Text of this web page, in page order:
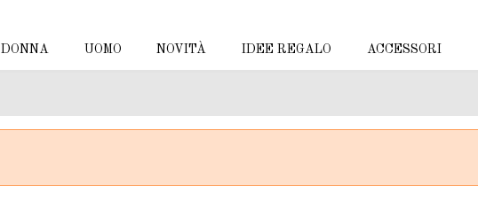
DONNA UOMO NOVITÀ IDEE REGALO ACCESSORI